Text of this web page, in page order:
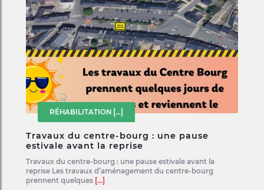
RÉHABILITATION [...]
Travaux du centre-bourg : une pause
estivale avant la reprise
Travaux du centre-bourg : une pause estivale avant la
reprise Les travaux d’aménagement du centre-bourg
prennent quelques [...]